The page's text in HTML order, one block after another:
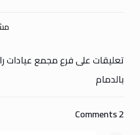
تعليقات على فرع مجمع عيادات
بالدمام
2 Comments